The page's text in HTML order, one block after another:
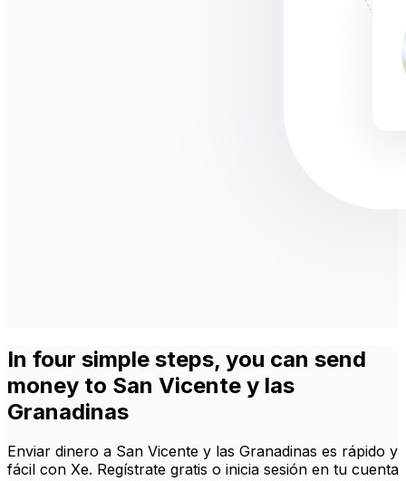
In four simple steps, you can send
money to San Vicente y las
Granadinas
Enviar dinero a San Vicente y las Granadinas es rápido y
fácil con Xe. Regístrate gratis o inicia sesión en tu cuenta